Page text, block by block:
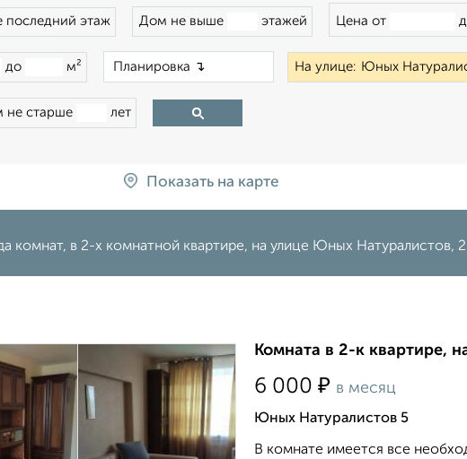
этаж Дом не выше этажей Цена от
до м² На улице:
не старше лет
Показать на карте
комнат, в 2-х комнатной квартире, на улице Юных Натуралистов,
Комната в 2-к квартире,
6 000 ₽ в месяц
Юных Натуралистов 5
В комнате имеется все